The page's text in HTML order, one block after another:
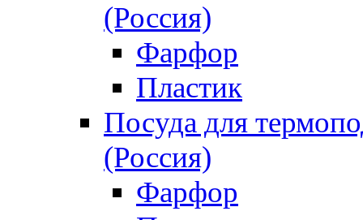
(Россия)
Фарфор
Пластик
Посуда для
(Россия)
Фарфор